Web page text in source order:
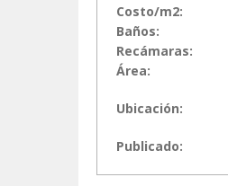
Costo/m2:
Baños:
Recámaras:
Área:
Ubicación:
Publicado: